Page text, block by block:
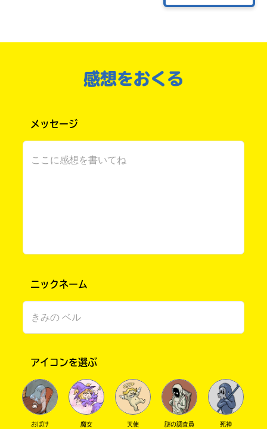
まさかもう完結だなんて…泣．もっとこの世界
の本も大好きです！次はどんな作品を書かれる
きです！これからも無理しない程度に頑張って
ください．応援しています!!
たま先生へ 先生の絵は最高で大好きです！先
生が他に描かれている「夜カフェ」も完結で先
2022.06.05
寂しいよね……涙 最後まで、楽しんでもらえたらう
れしいな。宮下先生、たま先生に届け～～～！！！
3巻で完結っっっっっ！？短い短い！！
ドラプリとキミいつで宮下先生のこと知ったん
だけど宮下先生にとっては１０巻超えること多
かったから今までで最短作じゃない？
感想をおくる
メッセージ
ニックネーム
アイコンを選ぶ
おばけ 魔女 天使 謎の調査員 死神
入
書
店
子
案
内